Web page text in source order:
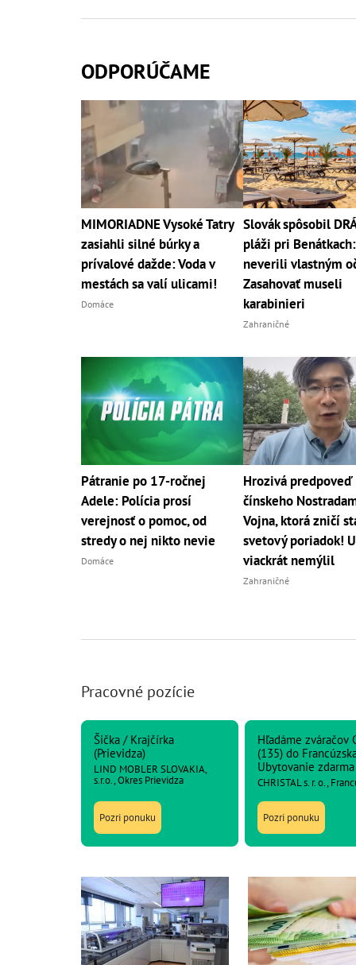
ODPORÚČAME
MIMORIADNE Vysoké Tatry
zasiahli silné búrky a
prívalové dažde: Voda v
mestách sa valí ulicami!
Domáce
Slovák spôsobil
pláži pri
neverili vlastným
Zasahovať museli
karabinieri
Zahraničné
Pátranie po 17-ročnej
Adele: Polícia prosí
verejnosť o pomoc, od
stredy o nej nikto nevie
Domáce
Hrozivá predpoveď
čínskeho
Vojna, ktorá zničí
svetový poriadok!
viackrát nemýlil
Zahraničné
Pracovné pozície
Šička / Krajčírka
(Prievidza)
LIND MOBLER SLOVAKIA,
s.r.o., Okres Prievidza
Pozri ponuku
Hľadáme zváračov
(135) do
Ubytovanie zdarma
CHRISTAL s. r. o.,
Pozri ponuku